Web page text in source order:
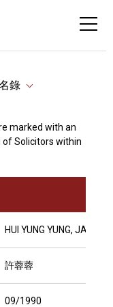
錄
marked with an
of Solicitors within
HUI YUNG YUNG, JANET
許蓉蓉
09/1990